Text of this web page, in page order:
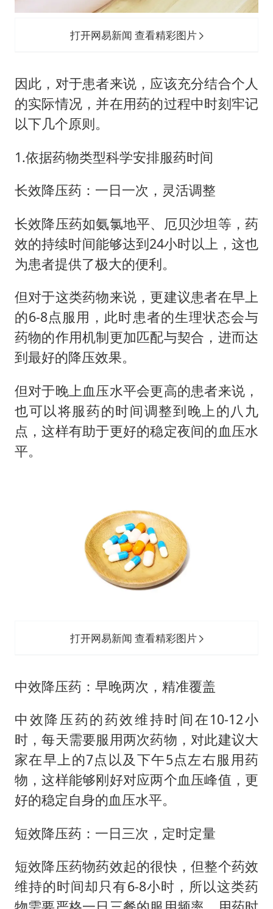
打开网易新闻 查看精彩图片
因此，对于患者来说，应该充分结合个人
的实际情况，并在用药的过程中时刻牢记
以下几个原则。
1.依据药物类型科学安排服药时间
长效降压药：一日一次，灵活调整
长效降压药如氨氯地平、厄贝沙坦等，药
效的持续时间能够达到24小时以上，这也
为患者提供了极大的便利。
但对于这类药物来说，更建议患者在早上
的6-8点服用，此时患者的生理状态会与
药物的作用机制更加匹配与契合，进而达
到最好的降压效果。
但对于晚上血压水平会更高的患者来说，
也可以将服药的时间调整到晚上的八九
点，这样有助于更好的稳定夜间的血压水
平。
打开网易新闻 查看精彩图片
中效降压药：早晚两次，精准覆盖
中效降压药的药效维持时间在10-12小
时，每天需要服用两次药物，对此建议大
家在早上的7点以及下午5点左右服用药
物，这样能够刚好对应两个血压峰值，更
好的稳定自身的血压水平。
短效降压药：一日三次，定时定量
短效降压药物药效起的很快，但整个药效
维持的时间却只有6-8小时，所以这类药